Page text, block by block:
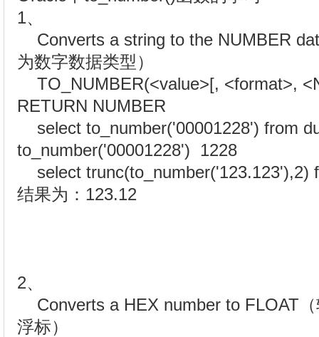
1、
Converts a string to the NUMBER
为数字数据类型）
TO_NUMBER(<value>[, <format>,
RETURN NUMBER
select to_number('00001228') from
to_number('00001228') 1228
select trunc(to_number('123.123'),2)
结果为：123.12
2、
Converts a HEX number to FLOAT
浮标）